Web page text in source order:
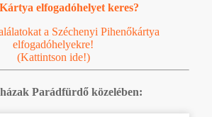
elfogadóhelyet keres?
a Széchenyi Pihenőkártya
elfogadóhelyekre!
(Kattintson ide!)
Parádfürdő közelében: